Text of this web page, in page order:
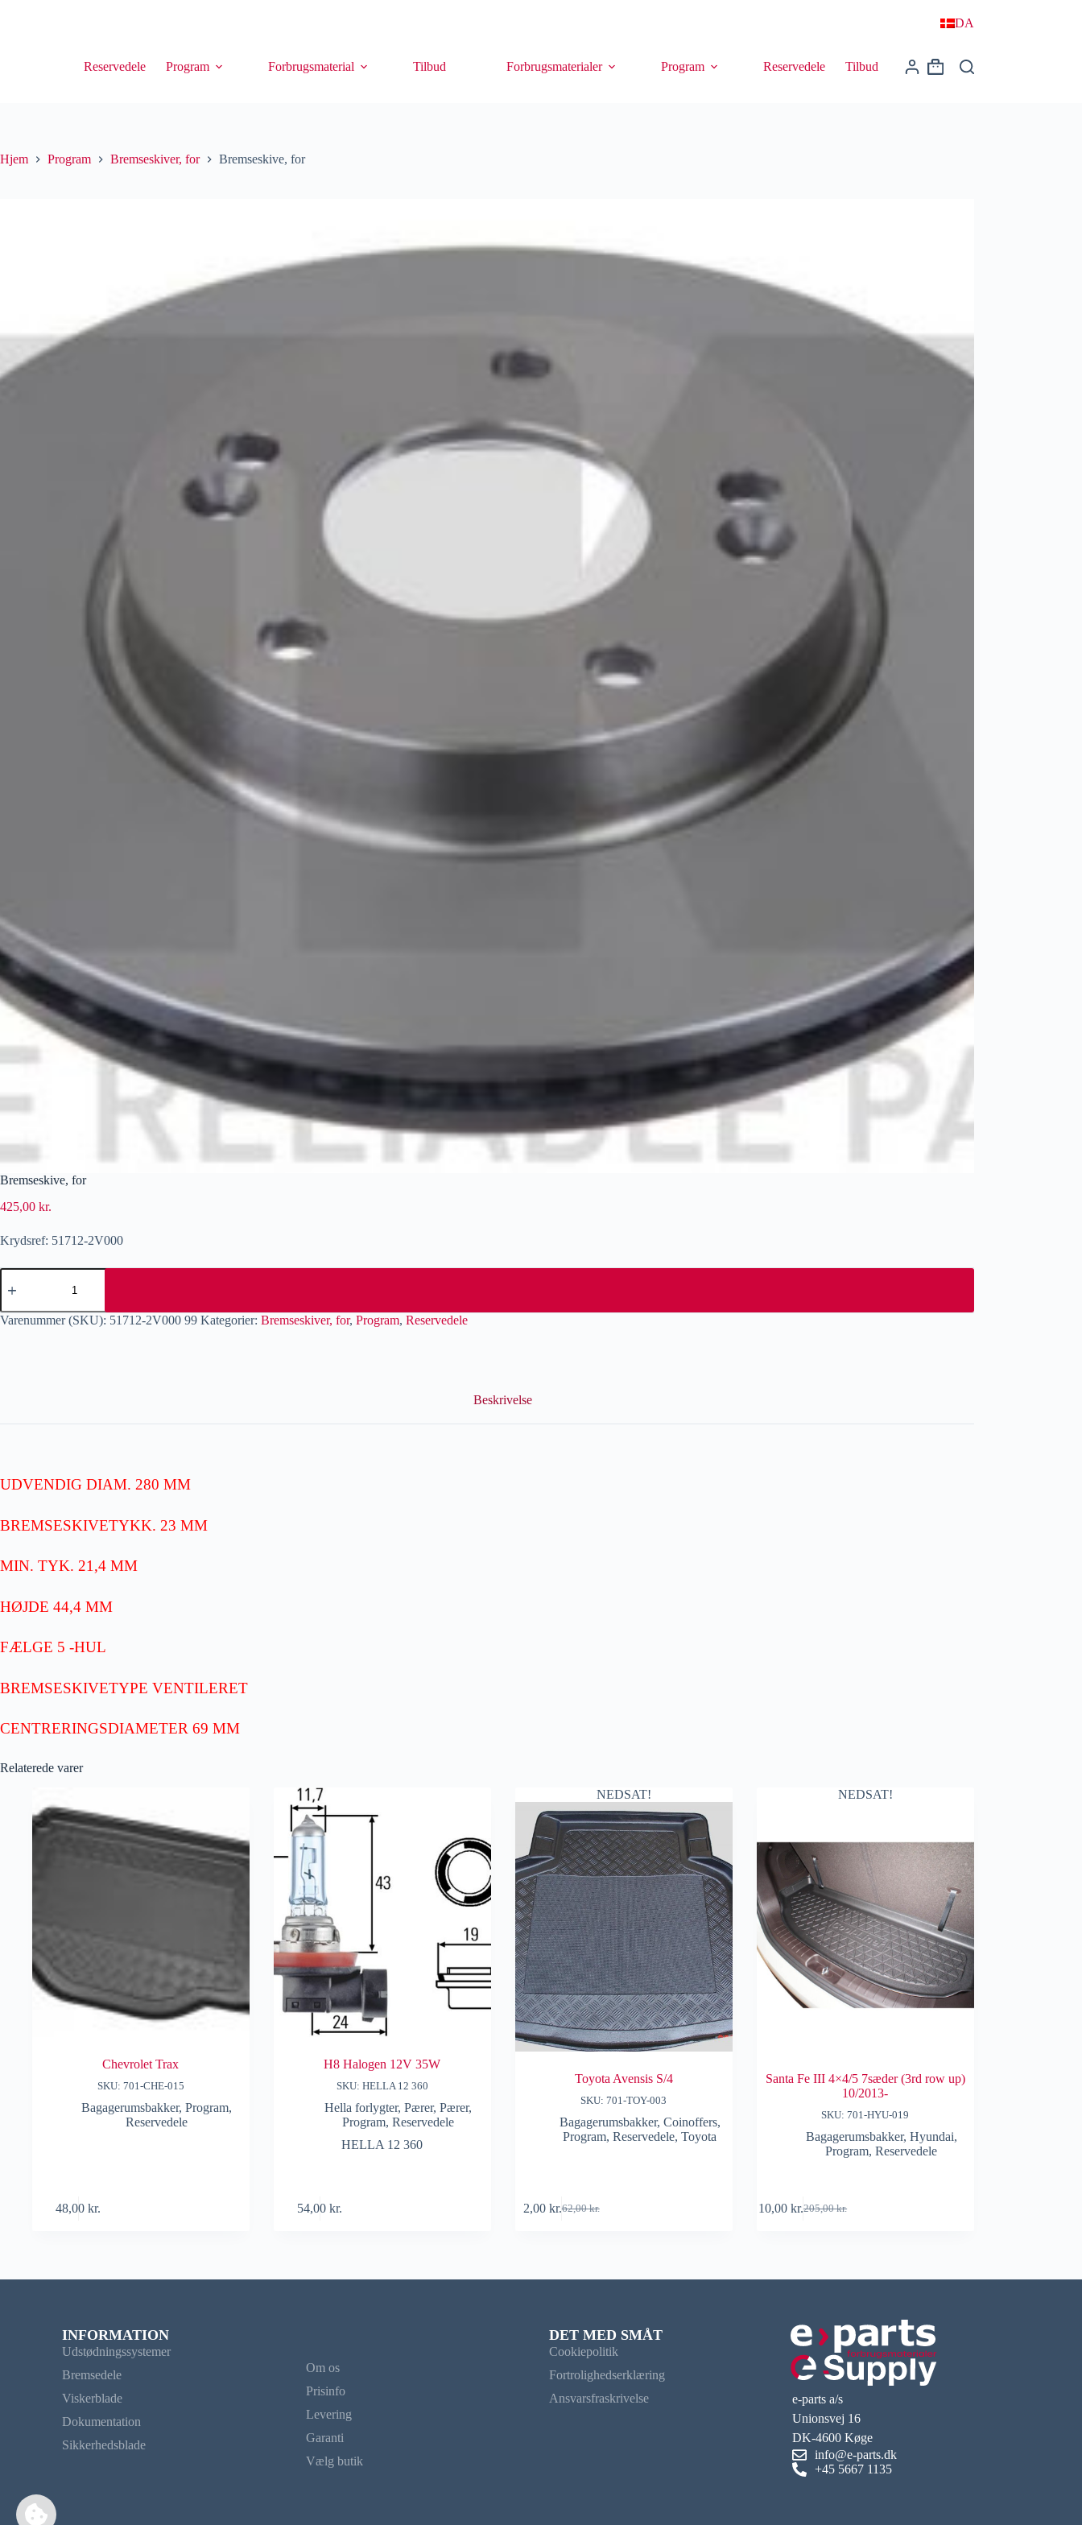
DA
Reservedele Program Forbrugsmaterial Tilbud Forbrugsmaterialer Program Reservedele Tilbud
Hjem Program Bremseskiver, for Bremseskive, for
Bremseskive, for
425,00 kr.
Krydsref: 51712-2V000
Varenummer (SKU): 51712-2V000 99 Kategorier: Bremseskiver, for, Program, Reservedele
Beskrivelse
UDVENDIG DIAM. 280 MM
BREMSESKIVETYKK. 23 MM
MIN. TYK. 21,4 MM
HØJDE 44,4 MM
FÆLGE 5 -HUL
BREMSESKIVETYPE VENTILERET
CENTRERINGSDIAMETER 69 MM
Relaterede varer
Chevrolet Trax
SKU: 701-CHE-015
Bagagerumsbakker,Program,
Reservedele
48,00kr.
H8 Halogen 12V 35W
SKU: HELLA 12 360
Hella forlygter,Pærer,Pærer,
Program,Reservedele
HELLA 12 360
54,00kr.
NEDSAT!
Toyota Avensis S/4
SKU: 701-TOY-003
Bagagerumsbakker, Coinoffers,
Program,Reservedele,Toyota
62,00kr.
2,00 kr.
NEDSAT!
Santa Fe III 4×4/5 7sæder (3rd row up)
10/2013-
SKU: 701-HYU-019
Bagagerumsbakker, Hyundai,
Program,Reservedele
205,00kr.
10,00kr.
INFORMATION
Udstødningssystemer
Bremsedele
Viskerblade
Dokumentation
Sikkerhedsblade
Om os
Prisinfo
Levering
Garanti
Vælg butik
DET MED SMÅT
Cookiepolitik
Fortrolighedserklæring
Ansvarsfraskrivelse
e-parts a/s
Unionsvej 16
DK-4600 Køge
info@e-parts.dk
+45 5667 1135